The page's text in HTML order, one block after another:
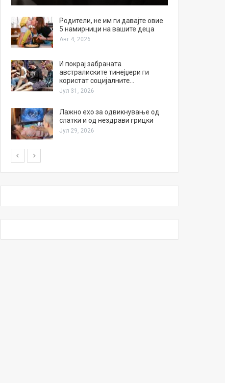
Родители, не им ги давајте овие
5 намирници на вашите деца
Авг 4, 2026
И покрај забраната
австралиските тинејџери ги
користат социјалните…
Јул 31, 2026
Лажно ехо за одвикнување од
слатки и од нездрави грицки
Јул 29, 2026